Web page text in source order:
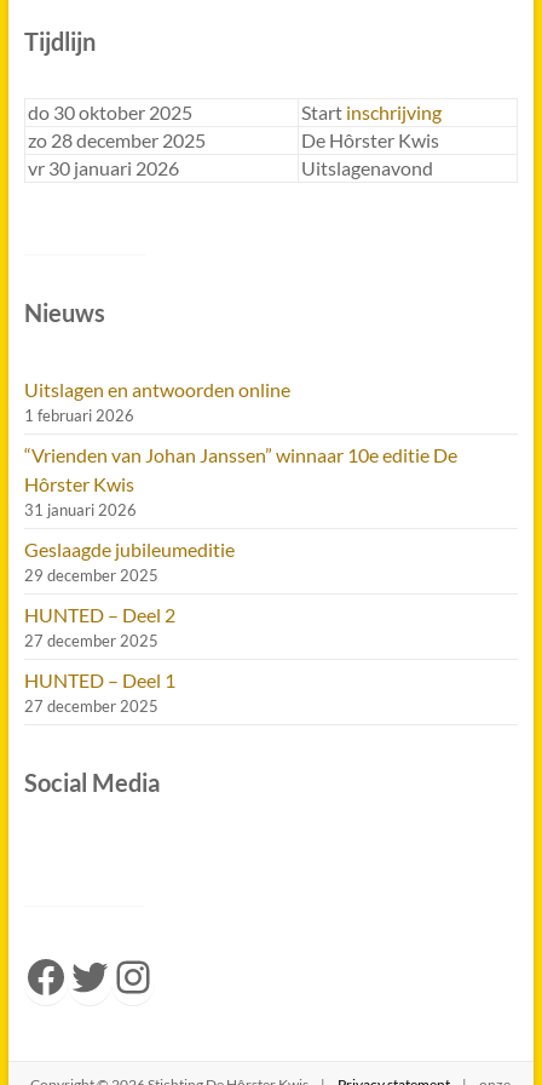
Tijdlijn
do 30 oktober 2025 Start inschrijving
zo 28 december 2025
De Hôrster Kwis
vr 30 januari 2026
Uitslagenavond
Nieuws
Uitslagen en antwoorden online
1 februari 2026
“Vrienden van Johan Janssen” winnaar 10e editie De
Hôrster Kwis
31 januari 2026
Geslaagde jubileumeditie
29 december 2025
HUNTED – Deel 2
27 december 2025
HUNTED – Deel 1
27 december 2025
Social Media
Facebook
Twitter
Instagram